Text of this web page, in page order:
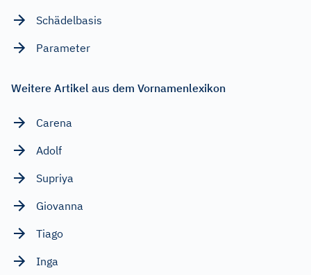
Schädelbasis
Parameter
Weitere Artikel aus dem Vornamenlexikon
Carena
Adolf
Supriya
Giovanna
Tiago
Inga